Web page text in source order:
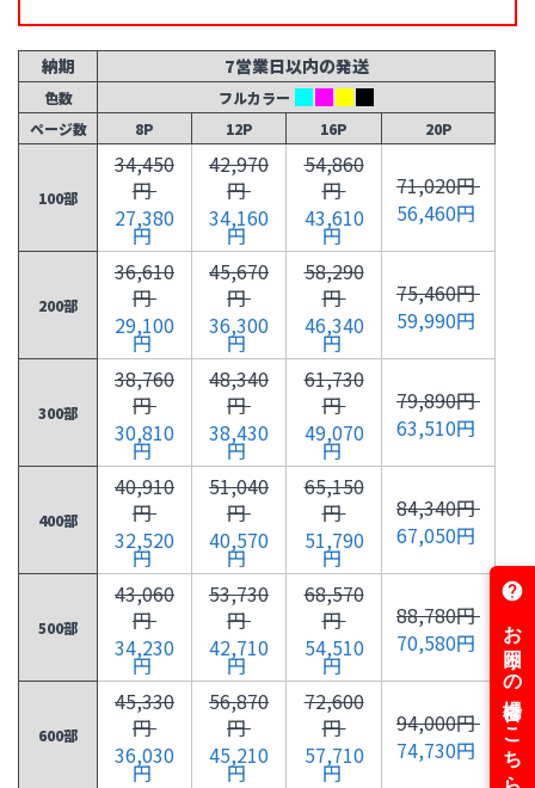
納期 7営業日以内の発送
色数
フルカラー
ページ数
8P 12P 16P 20P
100部
34,450
円
27,380
円
42,970
円
34,160
円
54,860
円
43,610
円
71,020円
56,460円
200部
36,610
円
29,100
円
45,670
円
36,300
円
58,290
円
46,340
円
75,460円
59,990円
300部
38,760
円
30,810
円
48,340
円
38,430
円
61,730
円
49,070
円
79,890円
63,510円
400部
40,910
円
32,520
円
51,040
円
40,570
円
65,150
円
51,790
円
84,340円
67,050円
500部
43,060
円
34,230
円
53,730
円
42,710
円
68,570
円
54,510
円
88,780円
70,580円
600部
45,330
円
36,030
円
56,870
円
45,210
円
72,600
円
57,710
円
94,000円
74,730円